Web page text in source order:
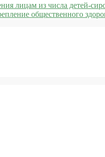
лицам из числа детей-
общественного